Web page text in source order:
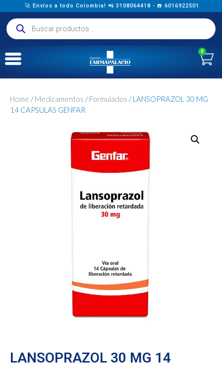
🚀 Envíos a todo Colombia! 📲 3108064418 - ☎️ 6016922501
0
Home /Medicamentos /Formulados / LANSOPRAZOL 30 MG
14 CAPSULAS GENFAR
LANSOPRAZOL 30 MG 14